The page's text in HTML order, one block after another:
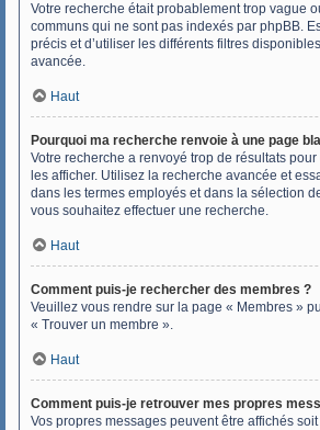
Votre recherche était probablement trop vague
communs qui ne sont pas indexés par phpBB.
précis et d’utiliser les différents filtres
avancée.
Haut
Pourquoi ma recherche renvoie à une page
Votre recherche a renvoyé trop de résultats
les afficher. Utilisez la recherche avancée et
dans les termes employés et dans la sélection
vous souhaitez effectuer une recherche.
Haut
Comment puis-je rechercher des membres ?
Veuillez vous rendre sur la page « Membres »
« Trouver un membre ».
Haut
Comment puis-je retrouver mes propres
Vos propres messages peuvent être affichés